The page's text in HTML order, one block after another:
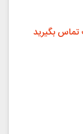
تماس بگیرید